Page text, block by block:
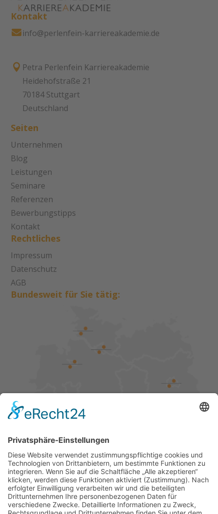
Kontakt
info@perlenfein-karriereakademie.de
 Petra Perlenfein Karriereakademie
Heidehofstraße 21
70184 Stuttgart
Deutschland
Seiten
Unternehmen
Blog
Leistungen
Seminare
Referenzen
Bewerbungstipps
Kontakt
Rechtliches
Impressum
Datenschutz
AGB
Bundesweit für Sie tätig: